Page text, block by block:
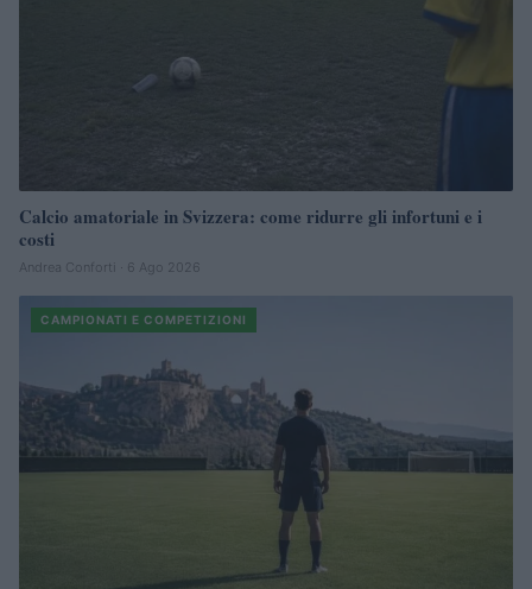
Calcio amatoriale in Svizzera: come ridurre gli infortuni e i
costi
Andrea Conforti · 6 Ago 2026
CAMPIONATI E COMPETIZIONI